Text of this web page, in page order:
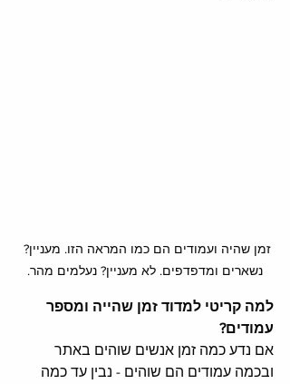
זמן שהיה ועמודים הם כמו המראה הזו. מעניין?
נשארים ומדפדפים. לא מעניין? נעלמים מהר.
למה קריטי למדוד זמן שהייה ומספר
עמודים?
אם נדע כמה זמן אנשים שוהים באתר
ובכמה עמודים הם שוהים - נבין עד כמה